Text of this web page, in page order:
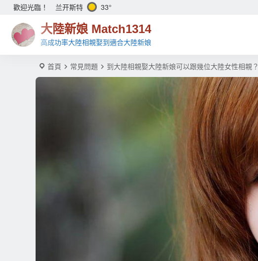
歡迎光臨！ 兰开斯特 33°
大陸新娘 Match1314
高成功率大陸相親娶到適合大陸新娘
首頁 常見問題 到大陸相親娶大陸新娘可以跟幾位大陸女性相親？